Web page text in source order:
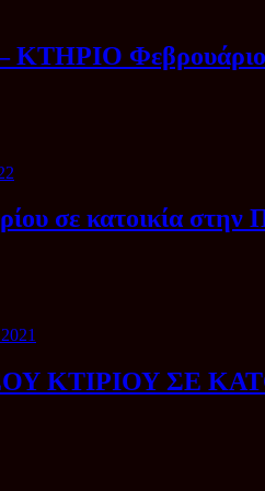
σε κατοικία στην
ΚΤΙΡΙΟΥ ΣΕ